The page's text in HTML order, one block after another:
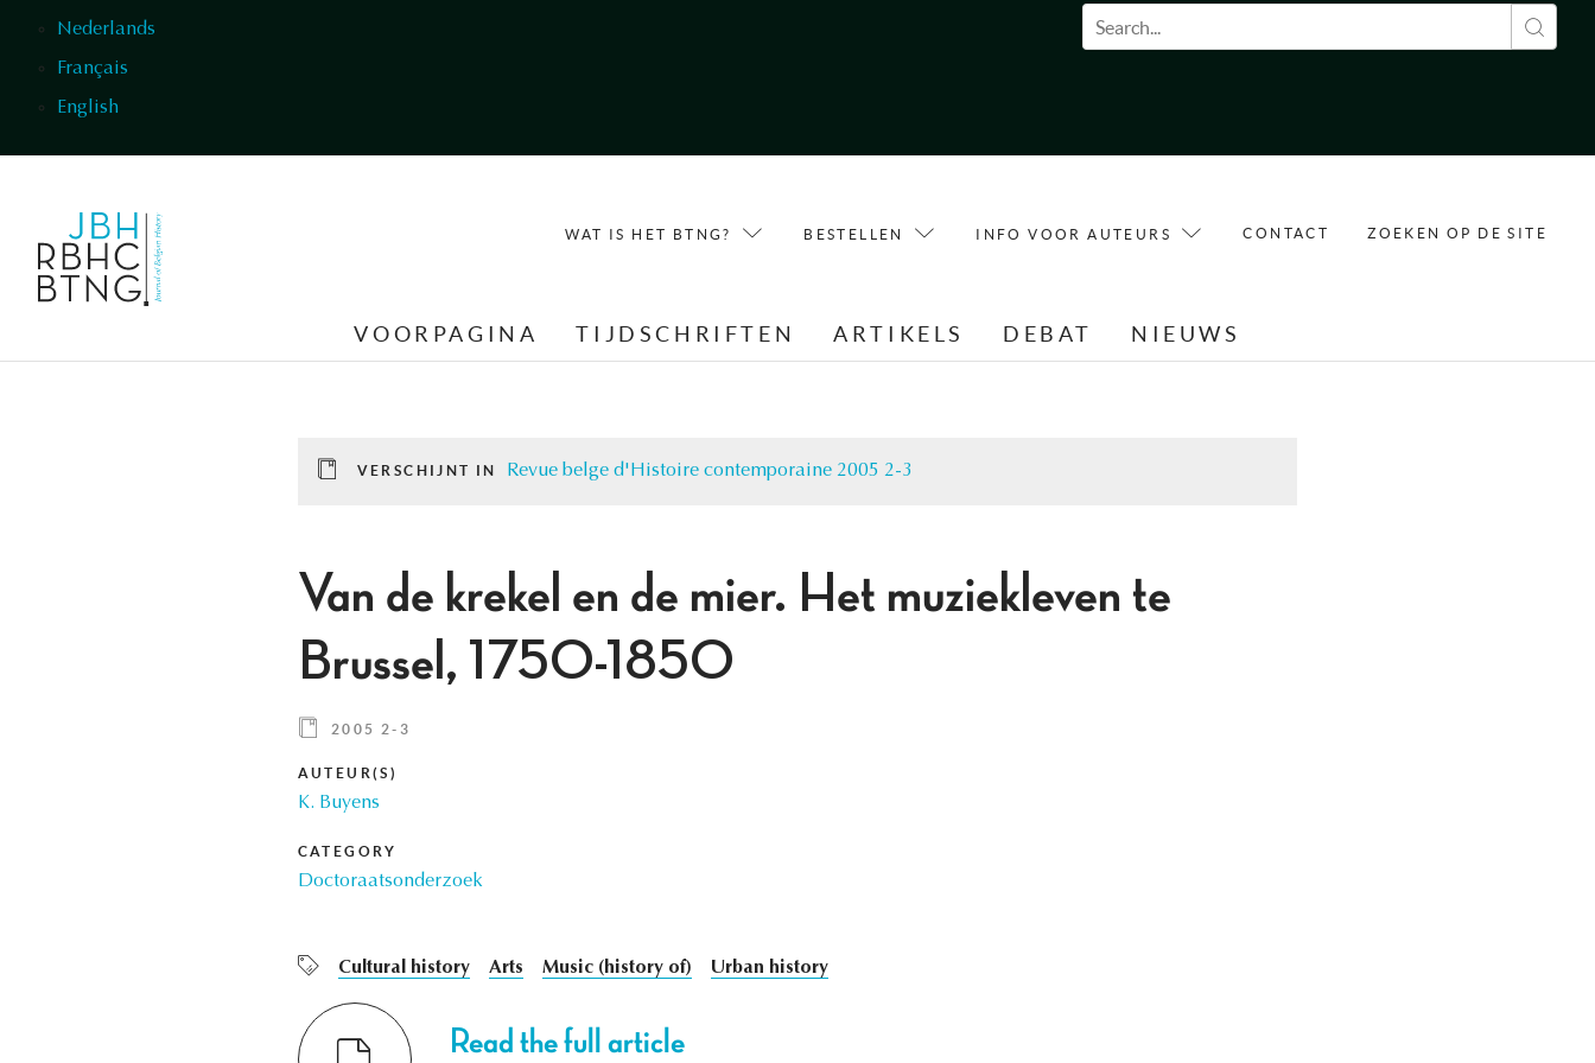
Nederlands
Français
English
Zoekveld
WAT IS HET BTNG? BESTELLEN INFO VOOR AUTEURS CONTACT ZOEKEN OP DE SITE
VOORPAGINA TIJDSCHRIFTEN ARTIKELS DEBAT NIEUWS
VERSCHIJNT IN Revue belge d'Histoire contemporaine 2005 2-3
Van de krekel en de mier. Het muziekleven te
Brussel, 1750-1850
2005 2-3
AUTEUR(S)
K. Buyens
CATEGORY
Doctoraatsonderzoek
Cultural history Arts Music (history of) Urban history
Read the full article